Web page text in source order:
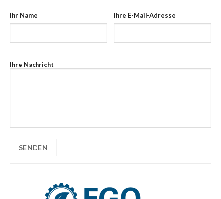
Ihr Name Ihre E-Mail-Adresse
Ihre Nachricht